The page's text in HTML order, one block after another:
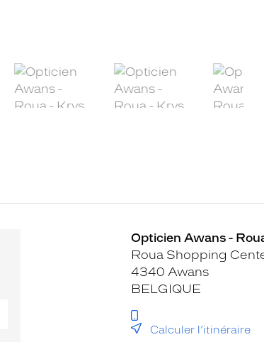
Opticien Awans -
Roua Shopping
4340 Awans
BELGIQUE
Calculer l’itinéraire